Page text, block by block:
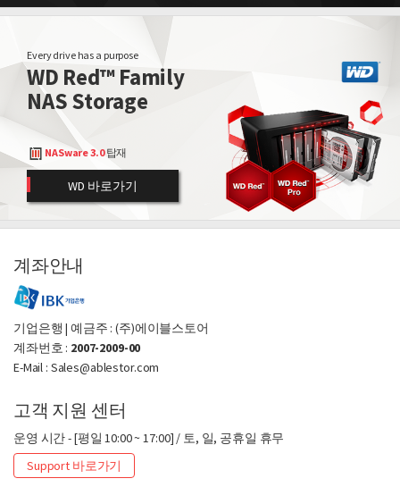
Every drive has a purpose
WD Red™ Family
NAS Storage
NASware 3.0탑재
WD 바로가기
계좌안내
기업은행 | 예금주 : (주)에이블스토어
계좌번호 : 2007-2009-00
E-Mail : Sales@ablestor.com
고객 지원 센터
운영 시간 - [평일 10:00 ~ 17:00] / 토, 일, 공휴일 휴무
Support 바로가기